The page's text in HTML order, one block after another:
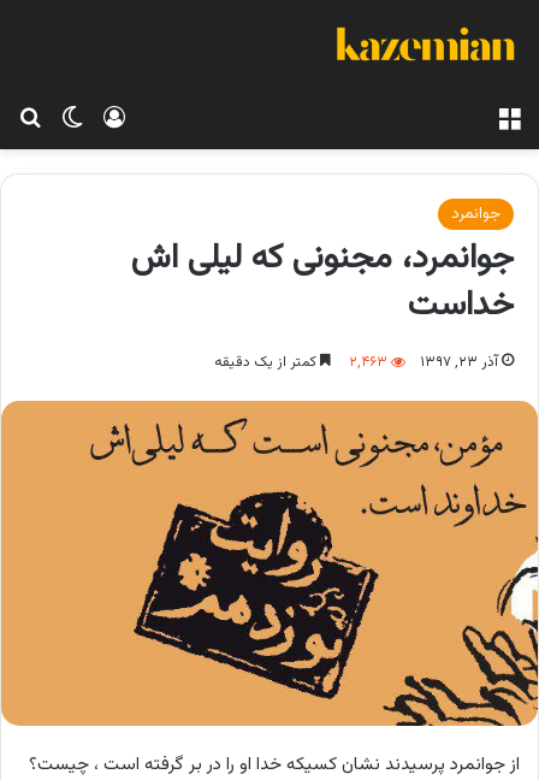
تغییر ورود
جوانمرد
جوانمرد، مجنونی که لیلی اش
خداست
آذر ۲۳, ۱۳۹۷ ۲,۴۶۳ کمتر از یک دقیقه
از جوانمرد پرسیدند نشان کسیکه خدا او را در بر گرفته است ، چیست؟